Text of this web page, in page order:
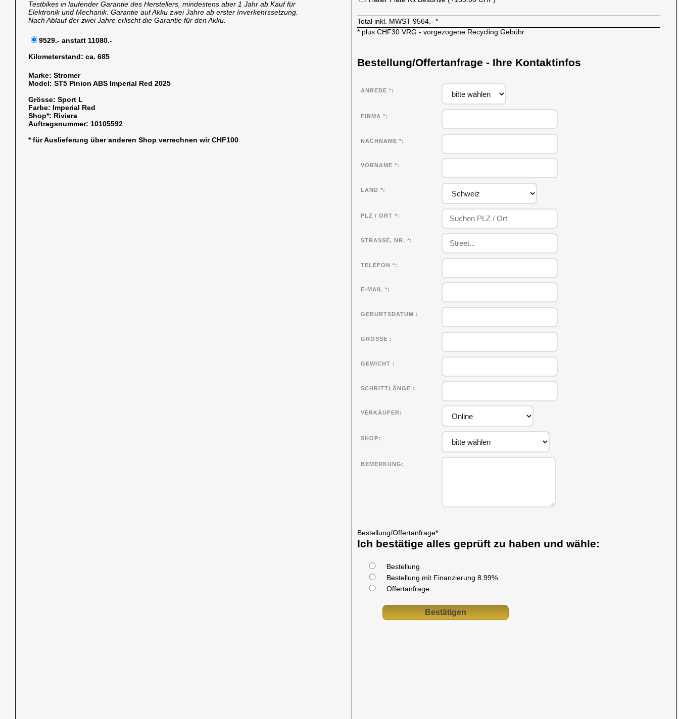
Testbikes in laufender Garantie des Herstellers, mindestens aber 1 Jahr ab Kauf für
Elektronik und Mechanik. Garantie auf Akku zwei Jahre ab erster Inverkehrssetzung.
Nach Ablauf der zwei Jahre erlischt die Garantie für den Akku.
9529.- anstatt 11080.-
Kilometerstand: ca. 685
Marke: Stromer
Model: ST5 Pinion ABS Imperial Red 2025
Grösse: Sport L
Farbe: Imperial Red
Shop*: Riviera
Auftragsnummer: 10105592
* für Auslieferung über anderen Shop verrechnen wir CHF100
Total inkl. MWST 9564.- *
* plus CHF30 VRG - vorgezogene Recycling Gebühr
Bestellung/Offertanfrage - Ihre Kontaktinfos
ANREDE *
FIRMA *
NACHNAME *
VORNAME *
LAND *
PLZ / ORT *
STRASSE, NR. *
TELEFON *
E-MAIL *
GEBURTSDATUM
GRÖSSE
GEWICHT
SCHRITTLÄNGE
VERKÄUFER
SHOP
BEMERKUNG
Bestellung/Offertanfrage*
Ich bestätige alles geprüft zu haben und wähle:
Bestellung
Bestellung mit Finanzierung 8.99%
Offertanfrage